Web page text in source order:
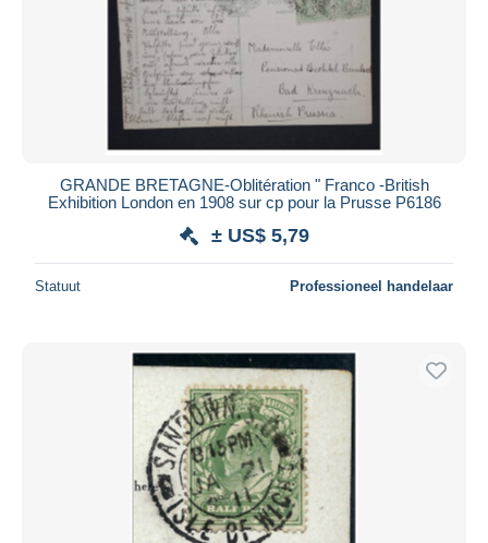
GRANDE BRETAGNE-Oblitération " Franco -British
Exhibition London en 1908 sur cp pour la Prusse P6186
± US$ 5,79
Statuut Professioneel handelaar